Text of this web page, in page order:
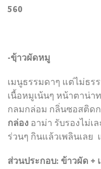
560
-ขฺ้าวผัดหมู
เมนูธรรมดาๆ แต่ไม่ธ
เนื้อหมูเน้นๆ หน้าตาน่า
กลมกล่อม กลิ่นซอสติด
กล่อง อาม่า รับรองไม่เ
ร่วนๆ กินแล้วเพลินเลย
ส่วนประกอบ: ข้าวผัด +